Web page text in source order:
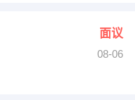
面议
08-06